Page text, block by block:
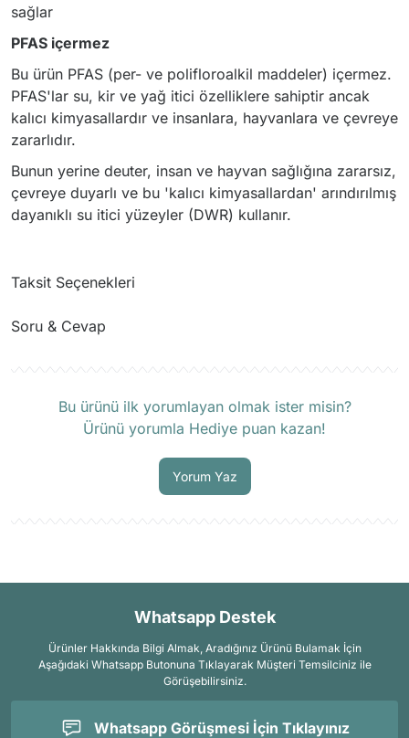
sağlar
PFAS içermez
Bu ürün PFAS (per- ve polifloroalkil maddeler) içermez.
PFAS'lar su, kir ve yağ itici özelliklere sahiptir ancak
kalıcı kimyasallardır ve insanlara, hayvanlara ve çevreye
zararlıdır.
Bunun yerine deuter, insan ve hayvan sağlığına zararsız,
çevreye duyarlı ve bu 'kalıcı kimyasallardan' arındırılmış
dayanıklı su itici yüzeyler (DWR) kullanır.
Taksit Seçenekleri
Soru & Cevap
Bu ürünü ilk yorumlayan olmak ister misin?
Ürünü yorumla Hediye puan kazan!
Yorum Yaz
Whatsapp Destek
Ürünler Hakkında Bilgi Almak, Aradığınız Ürünü Bulamak İçin
Aşağıdaki Whatsapp Butonuna Tıklayarak Müşteri Temsilciniz ile
Görüşebilirsiniz.
Whatsapp Görüşmesi İçin Tıklayınız